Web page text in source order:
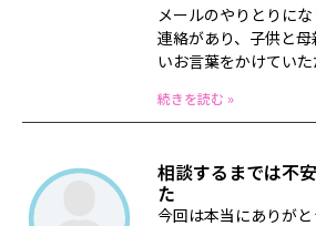
メールのやりとりに
連絡があり、子供と
いお言葉をかけていた
続きを読む »
相談するまでは不
た
今回は本当にありが